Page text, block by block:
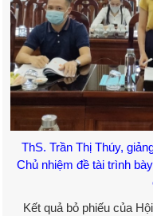
ThS. Trần Thị Thúy,
Chủ nhiệm đề tài trình
Kết quả bỏ phiếu của